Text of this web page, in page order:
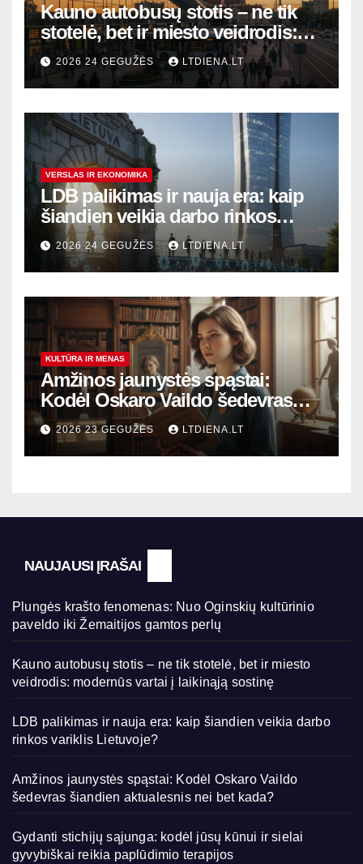
Kauno autobusų stotis – ne tik
stotelė, bet ir miesto veidrodis:
modernūs vartai į laikinąją
sostinę
2026 24 GEGUŽĖS LTDIENA.LT
VERSLAS IR EKONOMIKA
LDB palikimas ir nauja era: kaip
šiandien veikia darbo rinkos
variklis Lietuvoje?
2026 24 GEGUŽĖS LTDIENA.LT
KULTŪRA IR MENAS
Amžinos jaunystės spąstai:
Kodėl Oskaro Vaildo šedevras
šiandien aktualesnis nei bet
kada?
2026 23 GEGUŽĖS LTDIENA.LT
NAUJAUSI ĮRAŠAI
Plungės krašto fenomenas: Nuo Oginskių kultūrinio
paveldo iki Žemaitijos gamtos perlų
Kauno autobusų stotis – ne tik stotelė, bet ir miesto
veidrodis: modernūs vartai į laikinąją sostinę
LDB palikimas ir nauja era: kaip šiandien veikia darbo
rinkos variklis Lietuvoje?
Amžinos jaunystės spąstai: Kodėl Oskaro Vaildo
šedevras šiandien aktualesnis nei bet kada?
Gydanti stichijų sąjunga: kodėl jūsų kūnui ir sielai
gyvybiškai reikia paplūdimio terapijos